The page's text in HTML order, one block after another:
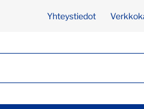
Yhteystiedot